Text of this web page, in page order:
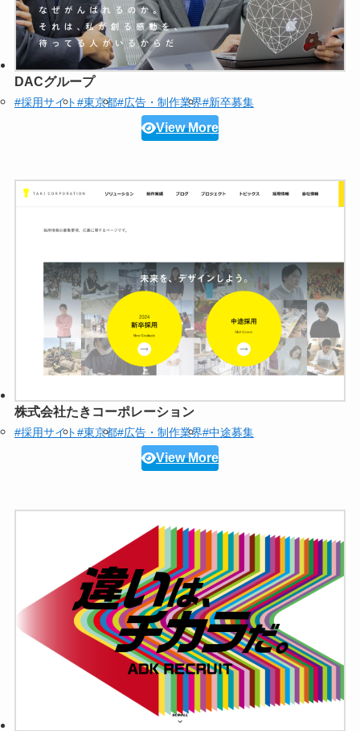
DACグループ
#採用サイト#東京都#広告・制作業界#新卒募集
View More
株式会社たきコーポレーション
#採用サイト#東京都#広告・制作業界#中途募集
View More